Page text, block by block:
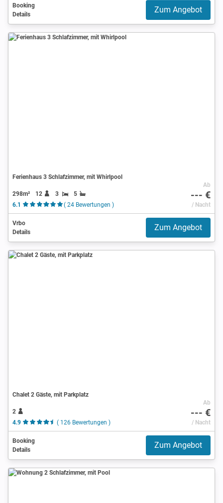
Booking
Details
Zum Angebot
Ferienhaus 3 Schlafzimmer, mit Whirlpool
298m² 12 3
5
6.1
( 24 Bewertungen )
Ab
--- €
/ Nacht
Vrbo
Details
Zum Angebot
Chalet 2 Gäste, mit Parkplatz
2
4.9
( 126 Bewertungen )
Ab
--- €
/ Nacht
Booking
Details
Zum Angebot